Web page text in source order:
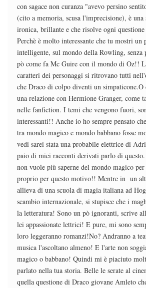
con sagace non curanza "avevo persino
(cito a memoria, scusa l'imprecisione), è una
ironica, brillante e che risolve ogni
Perchè è molto interessante che tu mostri
intelligente, sul mondo della Rowling,
pò come fa Mc Guire con il mondo di Oz!!
caratteri dei personaggi si ritrovano tutti
che Draco di colpo diventi un simpaticone.O
una relazione con Hermione Granger, come
nelle fanfiction. I temi che vengono fuori,
interessanti!! Anche io ho sempre pensato
tra mondo magico e mondo babbano fosse
vedi sarei stata una probabile elettrice di
paio di miei racconti derivati parlo di
non vuole più saperne del mondo magico
proprio per questo motivo!! Mentre in un
allieva di una scuola di magia italiana ad
scambio internazionale, si stupisce che i
la letteratura! Sono un pò ignoranti, scrive
lei appassionate lettrici! E pure, mi sono
loro leggeranno romanzi!No? Andranno a
musica l'ascoltano almeno! E l'arte non
magico o babbano! Quindi mi è piaciuto
parlato nella tua storia. Belle le serate al
quella questione di Draco giovane Amleto